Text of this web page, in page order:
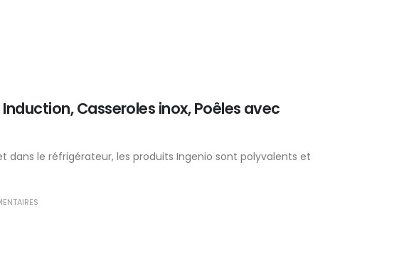
Casseroles inox, Poêles avec
dans le réfrigérateur, les produits Ingenio sont polyvalents et